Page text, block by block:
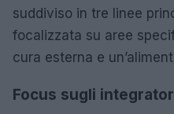
suddiviso in tre linee
focalizzata su aree
cura esterna e
Focus sugli